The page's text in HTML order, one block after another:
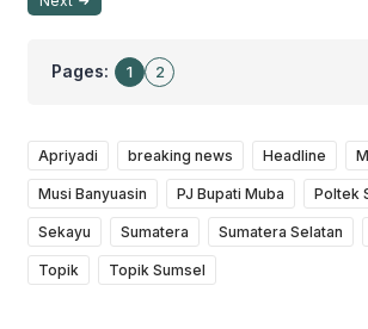
Pages: 1 2
Apriyadi breaking news Headline
Musi Banyuasin PJ Bupati Muba Poltek
Sekayu Sumatera Sumatera Selatan
Topik Topik Sumsel